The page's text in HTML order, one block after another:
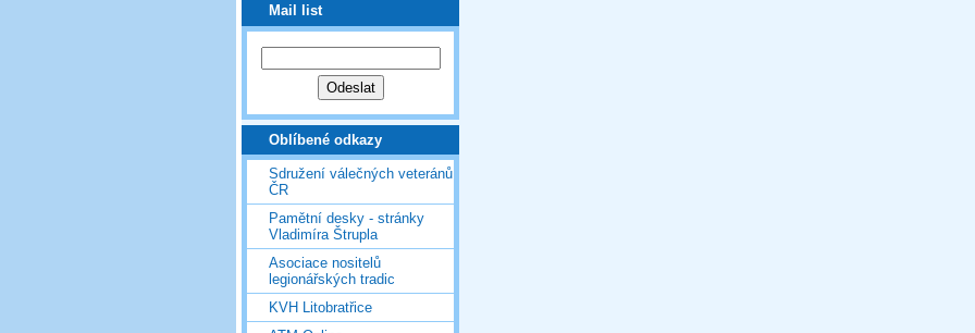
Mail list
Oblíbené odkazy
Sdružení válečných veteránů
ČR
Pamětní desky - stránky
Vladimíra Štrupla
Asociace nositelů
legionářských tradic
KVH Litobratřice